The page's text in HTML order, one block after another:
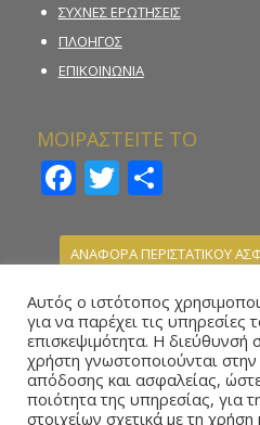
ΣΥΧΝΕΣ ΕΡΩΤΗΣΕΙΣ
ΠΛΟΗΓΟΣ
ΕΠΙΚΟΙΝΩΝΙΑ
ΜΟΙΡΑΣΤΕΙΤΕ ΤΟ
Facebook
Twitter
ΑΝΑΦΟΡΑ ΠΕΡΙΣΤΑΤΙΚΟΥ
ΚΑΤΑΓΓΕΛΙΑ
ΗΛΕΚΤΡΟΝΙΚΗ ΦΟΡΜΑ
Αυτός ο ιστότοπος
για να παρέχει τις υπηρεσίες
επισκεψιμότητα. Η διεύθυνσή
χρήστη γνωστοποιούνται στην
απόδοσης και ασφαλείας,
ποιότητα της υπηρεσίας, για
στοιχείων σχετικά με τη